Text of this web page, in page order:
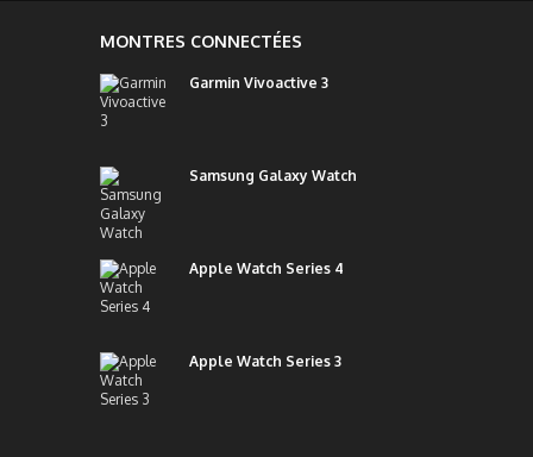
MONTRES CONNECTÉES
Garmin Vivoactive 3
Samsung Galaxy Watch
Apple Watch Series 4
Apple Watch Series 3